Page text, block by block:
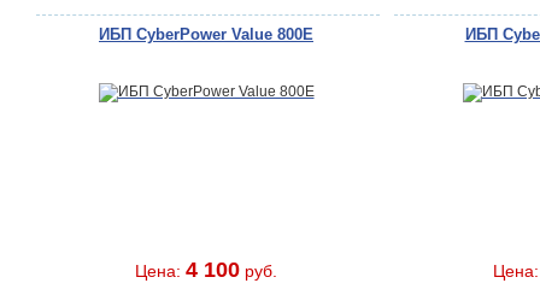
ИБП CyberPower Value 800E
Цена: 4 100 руб.
ИБП